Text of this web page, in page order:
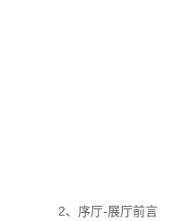
2、序厅-展厅前言